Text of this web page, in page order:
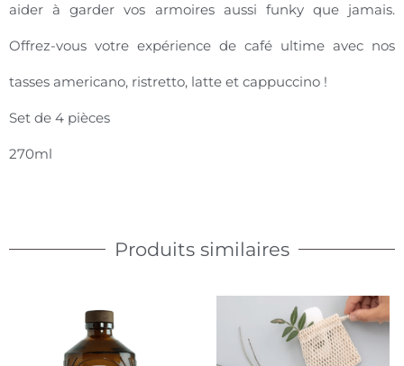
aider à garder vos armoires aussi funky que jamais.
Offrez-vous votre expérience de café ultime avec nos
tasses americano, ristretto, latte et cappuccino !
Set de 4 pièces
270ml
Produits similaires